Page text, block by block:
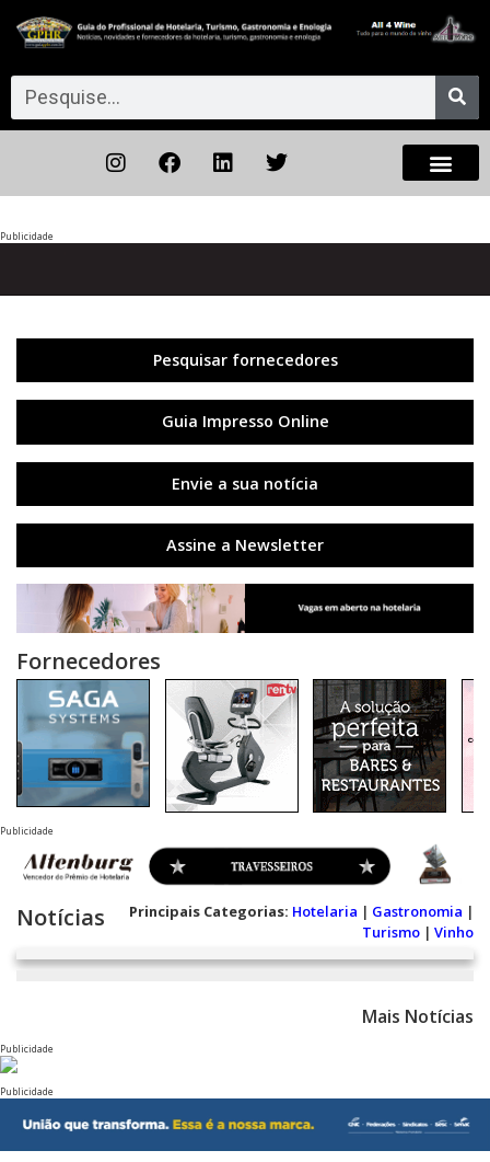
Publicidade
Pesquisar fornecedores
Guia Impresso Online
Envie a sua notícia
Assine a Newsletter
Fornecedores
Publicidade
Notícias Principais Categorias: Hotelaria | Gastronomia |
Turismo | Vinho
Mais Notícias
Publicidade
Publicidade